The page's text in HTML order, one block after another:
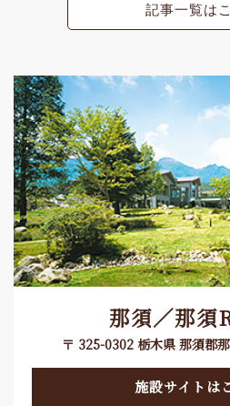
記事一覧は
那須／那
〒 325-0302 栃木県 那須郡
施設サイトは